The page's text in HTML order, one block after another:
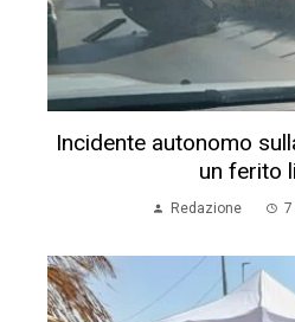
Incidente autonomo
un ferito
Redazione 7